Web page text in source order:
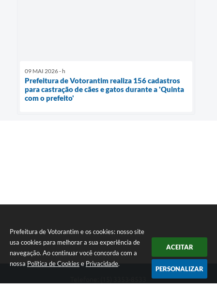
Prefeitura de Votorantim e os cookies: nosso site
usa cookies para melhorar a sua experiência de
navegação. Ao continuar você concorda com a
nossa Política de Cookies e Privacidade.
ACEITAR
PERSONALIZAR
09 MAI 2026 - h
Prefeitura de Votorantim realiza 156 cadastros
para castração de cães e gatos durante a 'Quinta
com o prefeito'